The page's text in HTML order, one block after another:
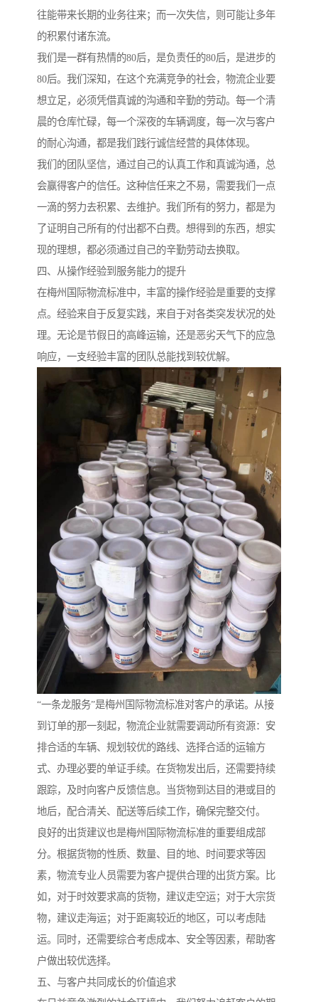
往能带来长期的业务往来；而一次失信，则可能让多年
的积累付诸东流。
我们是一群有热情的80后，是负责任的80后，是进步的
80后。我们深知，在这个充满竞争的社会，物流企业要
想立足，必须凭借真诚的沟通和辛勤的劳动。每一个清
晨的仓库忙碌，每一个深夜的车辆调度，每一次与客户
的耐心沟通，都是我们践行诚信经营的具体体现。
我们的团队坚信，通过自己的认真工作和真诚沟通，总
会赢得客户的信任。这种信任来之不易，需要我们一点
一滴的努力去积累、去维护。我们所有的努力，都是为
了证明自己所有的付出都不白费。想得到的东西，想实
现的理想，都必须通过自己的辛勤劳动去换取。
四、从操作经验到服务能力的提升
在梅州国际物流标准中，丰富的操作经验是重要的支撑
点。经验来自于反复实践，来自于对各类突发状况的处
理。无论是节假日的高峰运输，还是恶劣天气下的应急
响应，一支经验丰富的团队总能找到较优解。
“一条龙服务”是梅州国际物流标准对客户的承诺。从接
到订单的那一刻起，物流企业就需要调动所有资源：安
排合适的车辆、规划较优的路线、选择合适的运输方
式、办理必要的单证手续。在货物发出后，还需要持续
跟踪，及时向客户反馈信息。当货物到达目的港或目的
地后，配合清关、配送等后续工作，确保完整交付。
良好的出货建议也是梅州国际物流标准的重要组成部
分。根据货物的性质、数量、目的地、时间要求等因
素，物流专业人员需要为客户提供合理的出货方案。比
如，对于时效要求高的货物，建议走空运；对于大宗货
物，建议走海运；对于距离较近的地区，可以考虑陆
运。同时，还需要综合考虑成本、安全等因素，帮助客
户做出较优选择。
五、与客户共同成长的价值追求